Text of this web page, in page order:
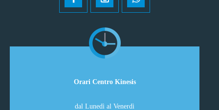
Orari Centro Kinesis
dal Lunedì al Venerdì